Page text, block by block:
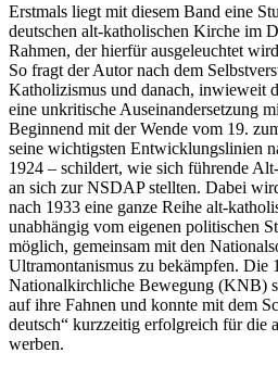
Erstmals liegt mit diesem Band eine
deutschen alt-katholischen Kirche im
Rahmen, der hierfür ausgeleuchtet
So fragt der Autor nach dem
Katholizismus und danach, inwieweit
eine unkritische Auseinandersetzung
Beginnend mit der Wende vom 19.
seine wichtigsten Entwicklungslinien
1924 – schildert, wie sich führende
an sich zur NSDAP stellten. Dabei
nach 1933 eine ganze Reihe alt-
unabhängig vom eigenen politischen
möglich, gemeinsam mit den
Ultramontanismus zu bekämpfen. Die
Nationalkirchliche Bewegung (KNB)
auf ihre Fahnen und konnte mit dem
deutsch“ kurzzeitig erfolgreich für die
werben.